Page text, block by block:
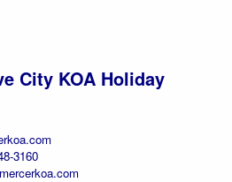
City KOA Holiday
3160